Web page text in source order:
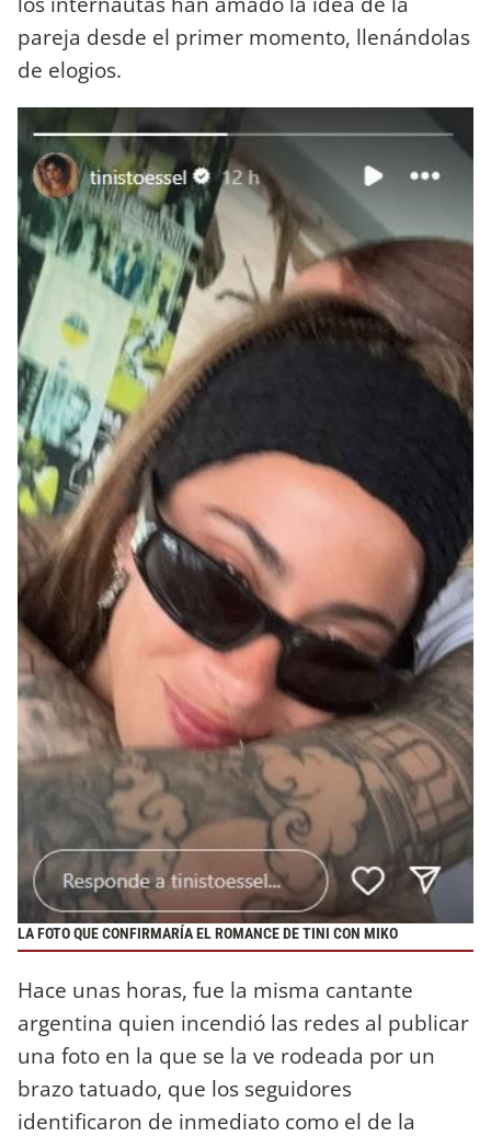
pareja desde el primer momento, llenándolas
de elogios.
LA FOTO QUE CONFIRMARÍA EL ROMANCE DE TINI CON MIKO
Hace unas horas, fue la misma cantante
argentina quien incendió las redes al publicar
una foto en la que se la ve rodeada por un
brazo tatuado, que los seguidores
identificaron de inmediato como el de la